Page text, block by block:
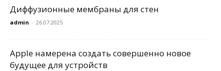
Диффузионные мембраны для стен
admin - 26.07.2025
Apple намерена создать совершенно новое
будущее для устройств